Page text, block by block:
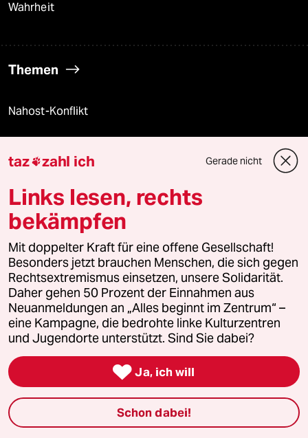
Wahrheit
Themen
Nahost-Konflikt
Hitze
Surfen
Verlag
Aktuelles
Hausblog
Die Seitenwende
taz zahl ich Gerade nicht
Links lesen, rechts
bekämpfen
Mit doppelter Kraft für eine offene Gesellschaft!
Besonders jetzt brauchen Menschen, die sich gegen
Rechtsextremismus einsetzen, unsere Solidarität.
Daher gehen 50 Prozent der Einnahmen aus
Neuanmeldungen an „Alles beginnt im Zentrum“ –
eine Kampagne, die bedrohte linke Kulturzentren
und Jugendorte unterstützt. Sind Sie dabei?
 Ja, ich will
Schon dabei!